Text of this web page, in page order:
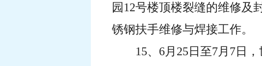
园12号楼顶楼裂缝的维修及
锈钢扶手维修与焊接工作。
15、6月25日至7月7日